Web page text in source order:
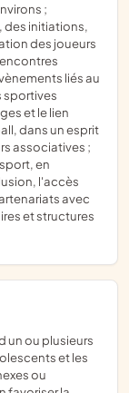
;
des initiations,
des joueurs
liés au
sportives
et le lien
dans un esprit
associatives ;
en
l'accès
avec
et structures
et les
ou